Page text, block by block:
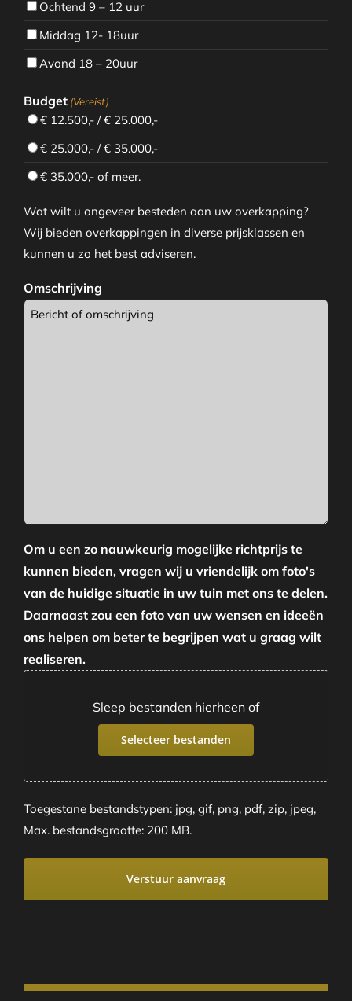
Ochtend 9 – 12 uur
Middag 12- 18uur
Avond 18 – 20uur
Budget (Vereist)
€ 12.500,- / € 25.000,-
€ 25.000,- / € 35.000,-
€ 35.000,- of meer.
Wat wilt u ongeveer besteden aan uw overkapping?
Wij bieden overkappingen in diverse prijsklassen en
kunnen u zo het best adviseren.
Omschrijving
Om u een zo nauwkeurig mogelijke richtprijs te
kunnen bieden, vragen wij u vriendelijk om foto's
van de huidige situatie in uw tuin met ons te delen.
Daarnaast zou een foto van uw wensen en ideeën
ons helpen om beter te begrijpen wat u graag wilt
realiseren.
Sleep bestanden hierheen of
Selecteer bestanden
Toegestane bestandstypen: jpg, gif, png, pdf, zip, jpeg,
Max. bestandsgrootte: 200 MB.